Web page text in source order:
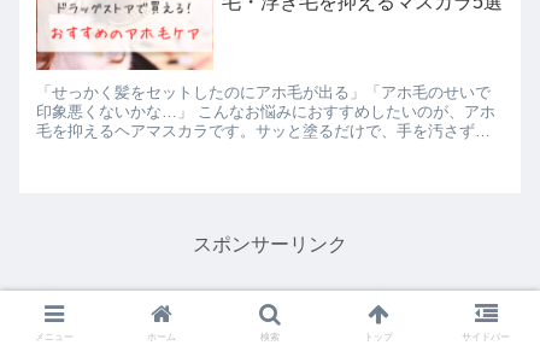
「せっかく髪をセットしたのにアホ毛が出る」「アホ毛のせいで
印象悪くないかな…」 こんなお悩みにおすすめしたいのが、アホ
毛を抑えるヘアマスカラです。サッと塗るだけで、手を汚さずア
スポンサーリンク
メニュー ホーム 検索 トップ サイドバー